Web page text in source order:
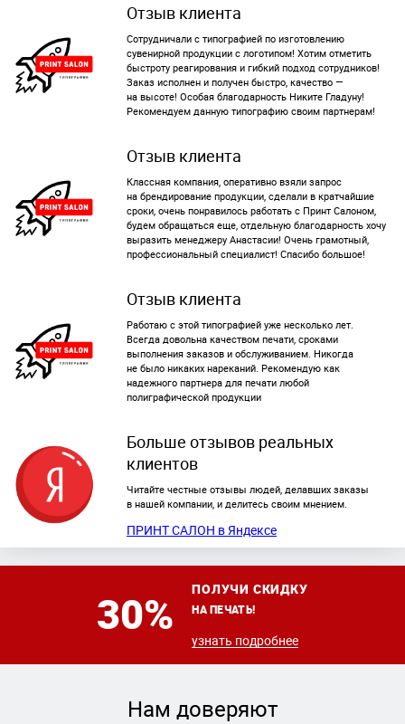
Отзыв клиента
Сотрудничали с типографией по изготовлению
сувенирной продукции с логотипом! Хотим отметить
быстроту реагирования и гибкий подход сотрудников!
Заказ исполнен и получен быстро, качество —
на высоте! Особая благодарность Никите Гладуну!
Рекомендуем данную типографию своим партнерам!
Отзыв клиента
Классная компания, оперативно взяли запрос
на брендирование продукции, сделали в кратчайшие
сроки, очень понравилось работать с Принт Салоном,
будем обращаться еще, отдельную благодарность хочу
выразить менеджеру Анастасии! Очень грамотный,
профессиональный специалист! Спасибо большое!
Отзыв клиента
Работаю с этой типографией уже несколько лет.
Всегда довольна качеством печати, сроками
выполнения заказов и обслуживанием. Никогда
не было никаких нареканий. Рекомендую как
надежного партнера для печати любой
полиграфической продукции
Больше отзывов реальных
клиентов
Читайте честные отзывы людей, делавших заказы
в нашей компании, и делитесь своим мнением.
ПРИНТ САЛОН в Яндексе
30% ПОЛУЧИ СКИДКУ
НА ПЕЧАТЬ!
узнать подробнее
Нам доверяют